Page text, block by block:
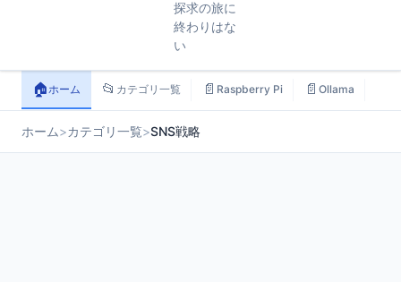
探求の旅に
終わりはな
い
🏠ホーム 📂 カテゴリ一覧 📄 Raspberry Pi 📄 Ollama
ホーム>カテゴリ一覧>SNS戦略